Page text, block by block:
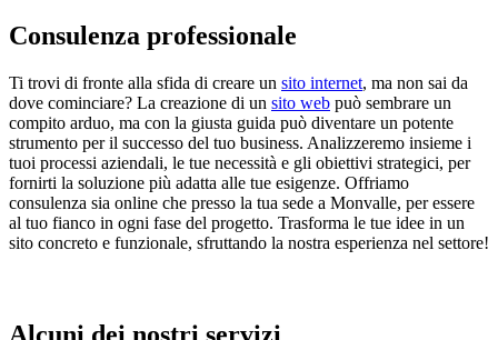
Consulenza professionale
Ti trovi di fronte alla sfida di creare un sito internet, ma non sai da
dove cominciare? La creazione di un sito web può sembrare un
compito arduo, ma con la giusta guida può diventare un potente
strumento per il successo del tuo business. Analizzeremo insieme i
tuoi processi aziendali, le tue necessità e gli obiettivi strategici, per
fornirti la soluzione più adatta alle tue esigenze. Offriamo
consulenza sia online che presso la tua sede a Monvalle, per essere
al tuo fianco in ogni fase del progetto. Trasforma le tue idee in un
sito concreto e funzionale, sfruttando la nostra esperienza nel settore!